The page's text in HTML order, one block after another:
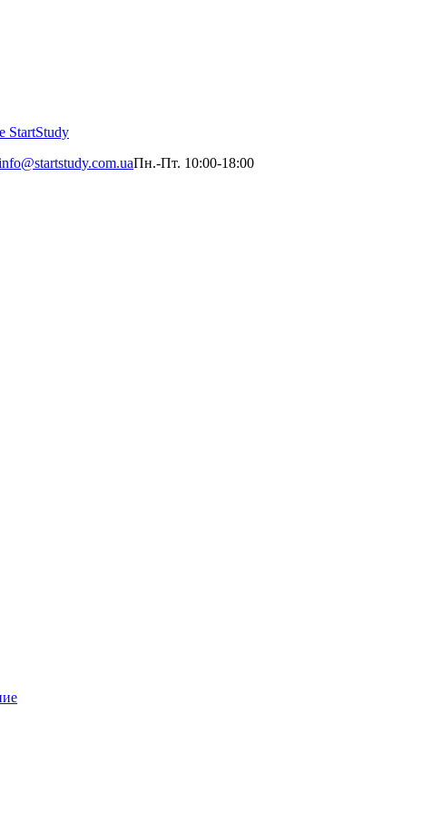
StartStudy
Пн.-Пт. 10:00-18:00